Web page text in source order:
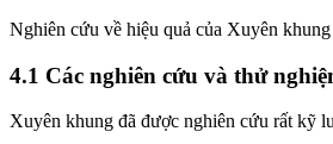
Nghiên cứu về hiệu quả của Xuyên
4.1 Các nghiên cứu và thử
Xuyên khung đã được nghiên cứu rất kỹ